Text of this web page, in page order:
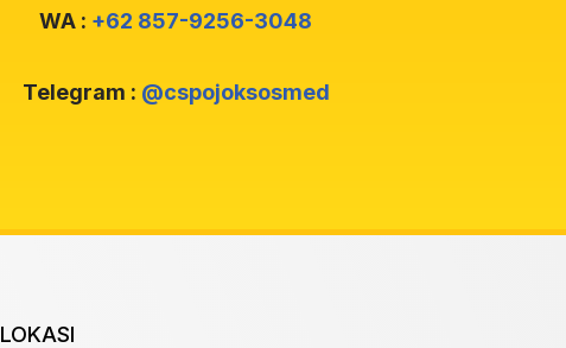
WA : +62 857-9256-3048
Telegram : @cspojoksosmed
LOKASI